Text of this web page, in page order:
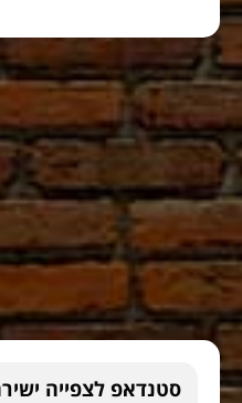
סטנדאפ לצפייה